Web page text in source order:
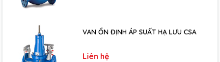
VAN ỔN ĐỊNH ÁP SUẤT HẠ LƯU CSA
Liên hệ